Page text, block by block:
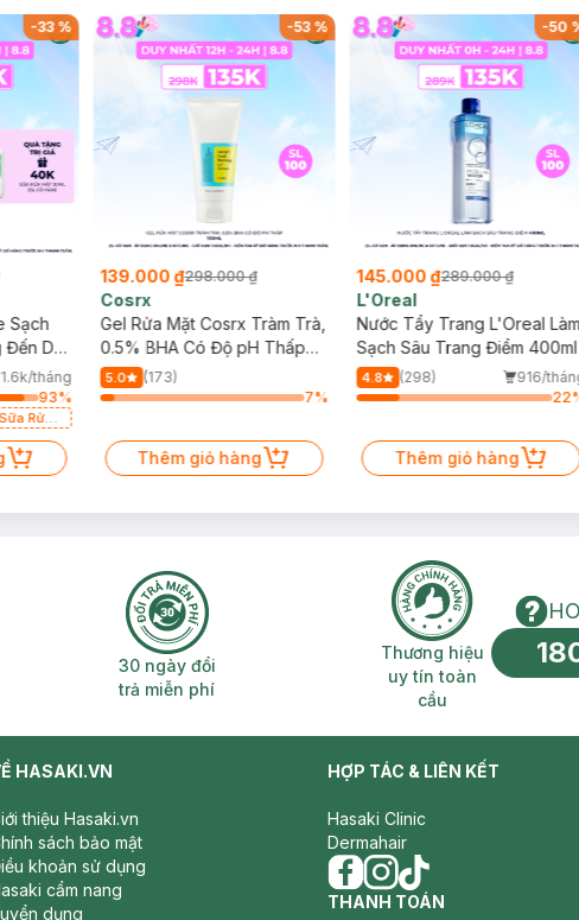
-33%
Sạch
Đến Da
1.6k/tháng
93%
Rửa
-53%
139.000 ₫298.000 ₫
Cosrx
Gel Rửa Mặt Cosrx Tràm Trà,
0.5% BHA Có Độ pH Thấp
150ml
5.0
(173)
7%
Thêm giỏ hàng
-50
145.000 ₫289.000 ₫
L'Oreal
Nước Tẩy Trang L'Oreal Làm
Sạch Sâu Trang Điểm 400ml
4.8 (298)
916/
22
Thêm giỏ hàng
phí 2H 30 ngày đổi trả miễn phí
30 ngày đổi
trả miễn phí
Thương hiệu uy
Thương hiệu
uy tín toàn
cầu
HASAKI.VN
thiệu Hasaki.vn
sách bảo mật
khoản sử dụng
cẩm nang
dụng
HỢP TÁC & LIÊN KẾT
Hasaki Clinic
Dermahair
facebook
instagram
tiktok
THANH TOÁN